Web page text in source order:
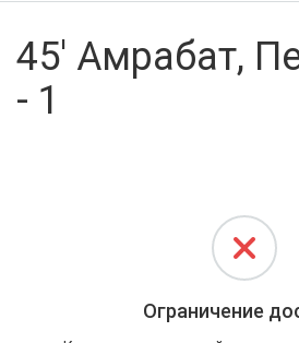
О сайте
Активировать промокод
45' Амрабат,
- 1